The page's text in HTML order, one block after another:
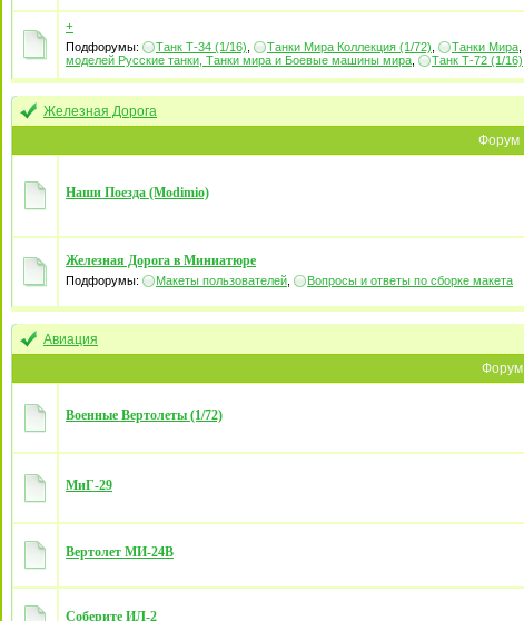
+
Подфорумы: Танк Т-34 (1/16) Танки Мира Коллекция (1/72) Танки Мира
моделей Русские танки, Танки мира и Боевые машины мира
Танк Т-72 (1/16)
Железная Дорога
Форум
Наши Поезда (Modimio)
Железная Дорога в Миниатюре
Подфорумы: Макеты пользователей Вопросы и ответы по сборке макета
Авиация
Форум
Военные Вертолеты (1/72)
МиГ-29
Вертолет МИ-24В
Соберите ИЛ-2